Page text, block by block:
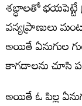
శబ్ధాలతో భయపెట్టే
వన్యప్రాణులు
అయితే ఏనుగుల
కాగడాలను చూసి
అయితే ఓ పిల్ల